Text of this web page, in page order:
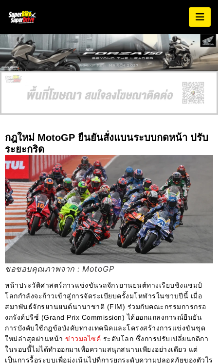
AD EXPIRES: MARCH 2027
กฎใหม่ MotoGP ยืนยันสั่งแบนระบบกดหน้า ปรับ
ระยะกริด
ขอขอบคุณภาพจาก : MotoGP
หน้าประวัติศาสตร์การแข่งขันรถจักรยานยนต์ทางเรียบชิงแชมป์
โลกกำลังจะก้าวเข้าสู่การจัดระเบียบครั้งมโหฬารในขวบปีนี้ เมื่อ
สมาพันธ์จักรยานยนต์นานาชาติ (FIM) ร่วมกับคณะกรรมการกรอ
งกรังด์ปรีซ์ (Grand Prix Commission) ได้ออกแถลงการณ์ยืนยัน
การบังคับใช้กฎข้อบังคับทางเทคนิคและโครงสร้างการแข่งขันชุด
ใหม่ล่าสุดผ่านหน้า ข่าวมอไซค์ ระดับโลก ซึ่งการปรับเปลี่ยนกติกา
ในรอบนี้ไม่ได้ทำออกมาเพื่อความสนุกสนานเพียงอย่างเดียว แต่
เป็นการรื้อระบบเพื่อมุ่งเน้นไปที่การยกระดับความปลอดภัยของตัวไร